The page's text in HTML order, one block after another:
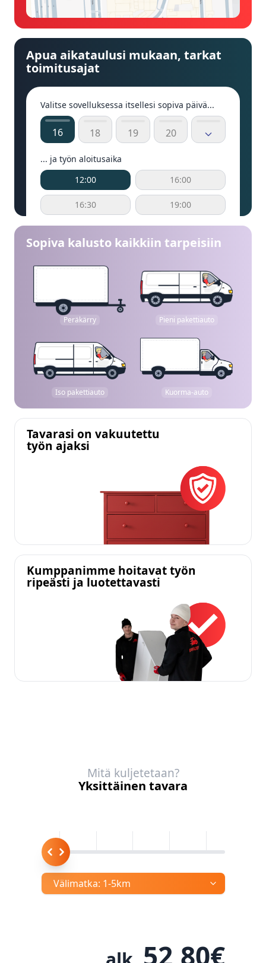
Apua aikataulusi mukaan, tarkat
toimitusajat
Valitse sovelluksessa itsellesi sopiva päivä...
16 18 19 20
... ja työn aloitusaika
12:00
16:00
16:30 19:00
Sopiva kalusto kaikkiin tarpeisiin
Peräkärry Pieni pakettiauto
Iso pakettiauto Kuorma-auto
Tavarasi on vakuutettu
työn ajaksi
Kumppanimme hoitavat työn
ripeästi ja luotettavasti
Mitä kuljetetaan?
Yksittäinen tavara
Välimatka: 1-5km